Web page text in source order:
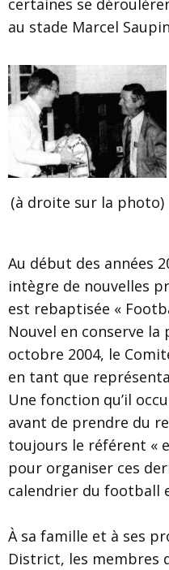
au stade Marcel
(à droite sur la photo)
Au début des années
intègre de nouvelles
est rebaptisée «
Nouvel en conserve
octobre 2004, le
en tant que
Une fonction qu’il
avant de prendre du
toujours le référent «
pour organiser ces
calendrier du football
À sa famille et à ses
District, les membres